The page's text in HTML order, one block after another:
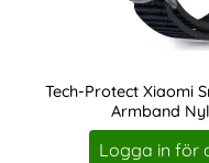
Tech-Protect Xiaomi
Armband
Art. nr 243064
Logga in för